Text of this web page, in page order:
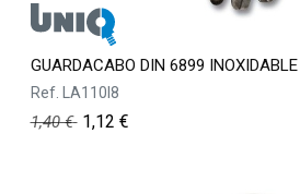
GUARDACABO DIN 6899
Ref. LA110I8
1,40€ 1,12 €